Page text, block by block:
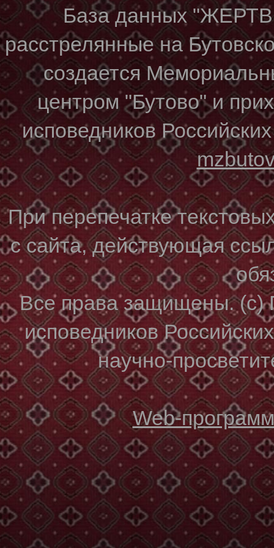
База данных
расстрелянные на
создается
центром "Бутово" и
исповедников
При перепечатке
с сайта, действующая
Все права защищены. (с)
исповедников
научно-
Web-